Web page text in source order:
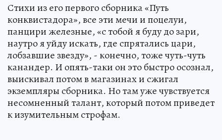
Стихи из его первого сборника «Путь
конквистадора», все эти мечи и поцелуи,
панцири железные, «с тобой я буду до зари,
наутро я уйду искать, где спрятались цари,
лобзавшие звезду», - конечно, тоже чуть-чуть
канандер. И опять-таки он это быстро осознал,
выискивал потом в магазинах и сжигал
экземпляры сборника. Но там уже чувствуется
несомненный талант, который потом приведет
к изумительным строфам.